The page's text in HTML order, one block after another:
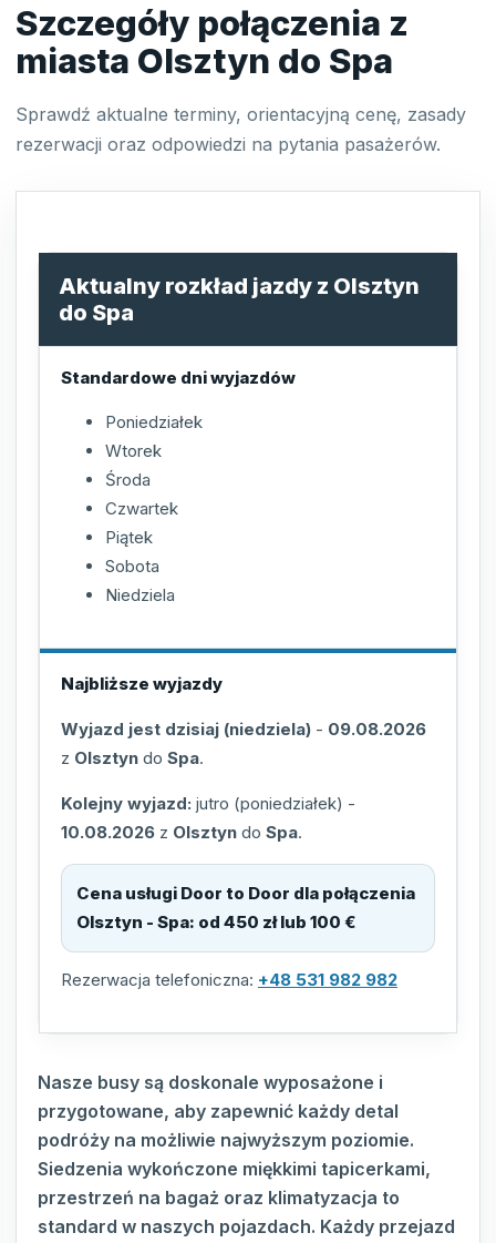
Szczegóły połączenia z
miasta Olsztyn do Spa
Sprawdź aktualne terminy, orientacyjną cenę, zasady
rezerwacji oraz odpowiedzi na pytania pasażerów.
Aktualny rozkład jazdy z Olsztyn
do Spa
Standardowe dni wyjazdów
Poniedziałek
Wtorek
Środa
Czwartek
Piątek
Sobota
Niedziela
Najbliższe wyjazdy
Wyjazd jest dzisiaj (niedziela) - 09.08.2026
z Olsztyn do Spa.
Kolejny wyjazd: jutro (poniedziałek) -
10.08.2026 z Olsztyn do Spa.
Cena usługi Door to Door dla połączenia
Olsztyn - Spa: od 450 zł lub 100 €
Rezerwacja telefoniczna: +48 531 982 982
Nasze busy są doskonale wyposażone i
przygotowane, aby zapewnić każdy detal
podróży na możliwie najwyższym poziomie.
Siedzenia wykończone miękkimi tapicerkami,
przestrzeń na bagaż oraz klimatyzacja to
standard w naszych pojazdach. Każdy przejazd